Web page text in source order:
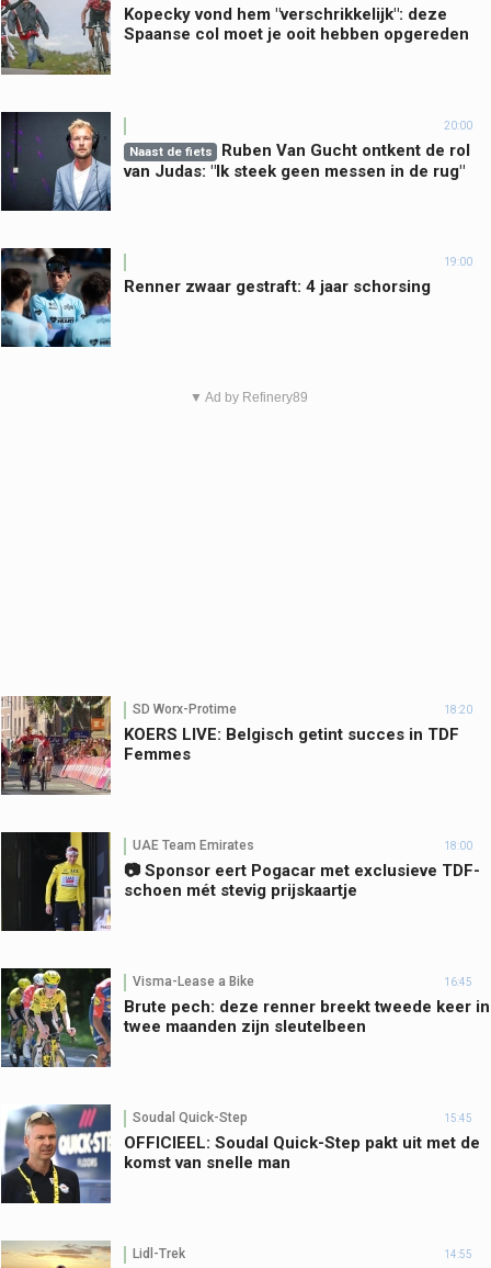
Kopecky vond hem "verschrikkelijk": deze
Spaanse col moet je ooit hebben opgereden
20:00
Naast de fiets
Ruben Van Gucht ontkent de rol
van Judas: "Ik steek geen messen in de rug"
19:00
Renner zwaar gestraft: 4 jaar schorsing
▼ Ad by Refinery89
SD Worx-Protime 18:20
KOERS LIVE: Belgisch getint succes in TDF
Femmes
UAE Team Emirates 18:00
📷 Sponsor eert Pogacar met exclusieve TDF-
schoen mét stevig prijskaartje
Visma-Lease a Bike 16:45
Brute pech: deze renner breekt tweede keer in
twee maanden zijn sleutelbeen
Soudal Quick-Step 15:45
OFFICIEEL: Soudal Quick-Step pakt uit met de
komst van snelle man
Lidl-Trek 14:55